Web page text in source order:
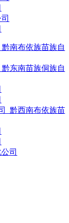
南布依族苗族自
东南苗族侗族自
_黔西南布依族苗
司